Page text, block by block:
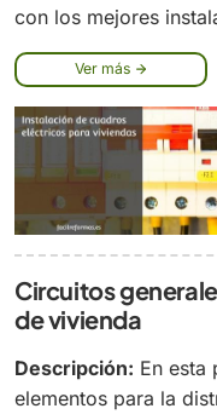
con los mejores
Ver más
Circuitos
de vivienda
Descripción: En esta
elementos para la